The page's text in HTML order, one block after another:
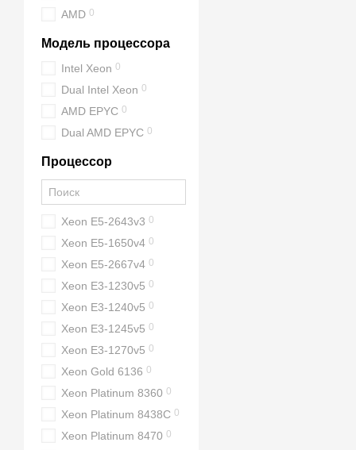
AMD 0
Модель процессора
Intel Xeon 0
Dual Intel Xeon 0
AMD EPYC 0
Dual AMD EPYC 0
Процессор
Xeon E5-2643v3 0
Xeon E5-1650v4 0
Xeon E5-2667v4 0
Xeon E3-1230v5 0
Xeon E3-1240v5 0
Xeon E3-1245v5 0
Xeon E3-1270v5 0
Xeon Gold 6136 0
Xeon Platinum 8360 0
Xeon Platinum 8438C 0
Xeon Platinum 8470 0